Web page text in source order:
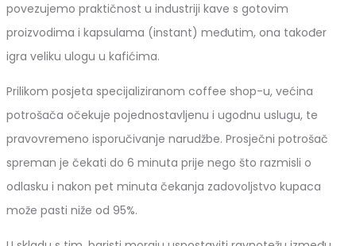
povezujemo praktičnost u industriji kave s gotovim
proizvodima i kapsulama (instant) međutim, ona također
igra veliku ulogu u kafićima.
Prilikom posjeta specijaliziranom coffee shop-u, većina
potrošača očekuje pojednostavljenu i ugodnu uslugu, te
pravovremeno isporučivanje narudžbe. Prosječni potrošač
spreman je čekati do 6 minuta prije nego što razmisli o
odlasku i nakon pet minuta čekanja zadovoljstvo kupaca
može pasti niže od 95%.